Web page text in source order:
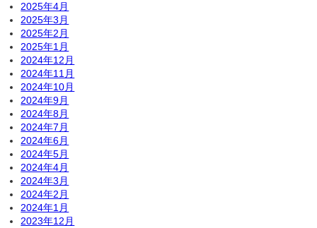
2025年4月
2025年3月
2025年2月
2025年1月
2024年12月
2024年11月
2024年10月
2024年9月
2024年8月
2024年7月
2024年6月
2024年5月
2024年4月
2024年3月
2024年2月
2024年1月
2023年12月